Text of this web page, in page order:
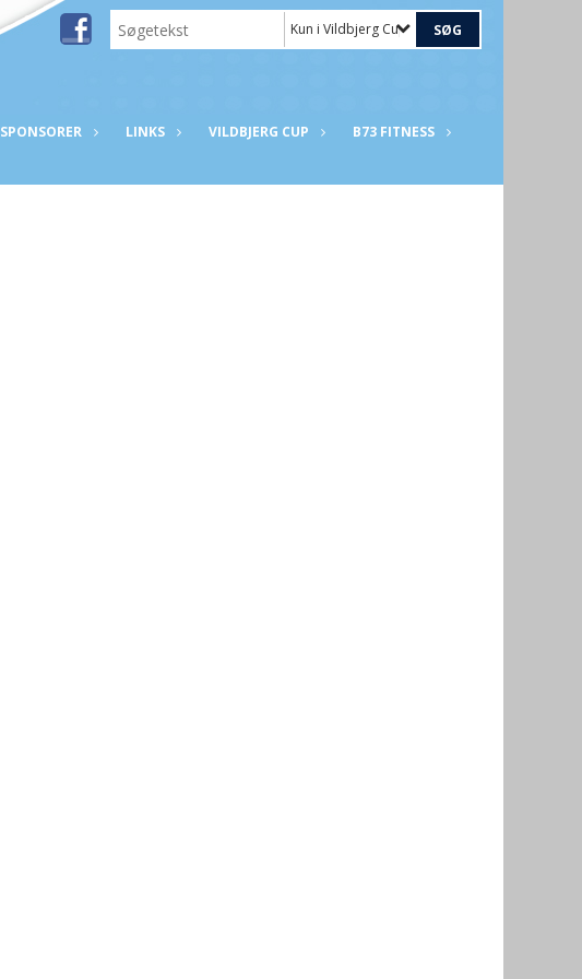
Kun i Vildbjerg Cup
SPONSORER LINKS VILDBJERG CUP
B73 FITNESS